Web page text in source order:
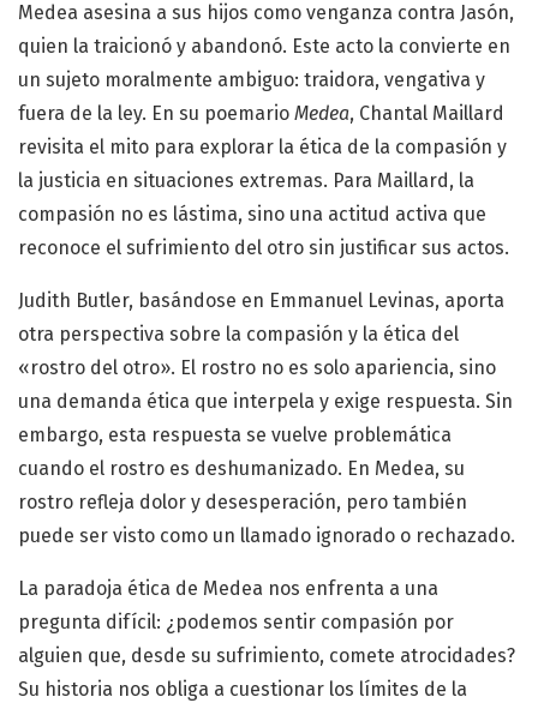
Medea asesina a sus hijos como venganza contra Jasón,
quien la traicionó y abandonó. Este acto la convierte en
un sujeto moralmente ambiguo: traidora, vengativa y
fuera de la ley. En su poemario Medea, Chantal Maillard
revisita el mito para explorar la ética de la compasión y
la justicia en situaciones extremas. Para Maillard, la
compasión no es lástima, sino una actitud activa que
reconoce el sufrimiento del otro sin justificar sus actos.
Judith Butler, basándose en Emmanuel Levinas, aporta
otra perspectiva sobre la compasión y la ética del
«rostro del otro». El rostro no es solo apariencia, sino
una demanda ética que interpela y exige respuesta. Sin
embargo, esta respuesta se vuelve problemática
cuando el rostro es deshumanizado. En Medea, su
rostro refleja dolor y desesperación, pero también
puede ser visto como un llamado ignorado o rechazado.
La paradoja ética de Medea nos enfrenta a una
pregunta difícil: ¿podemos sentir compasión por
alguien que, desde su sufrimiento, comete atrocidades?
Su historia nos obliga a cuestionar los límites de la